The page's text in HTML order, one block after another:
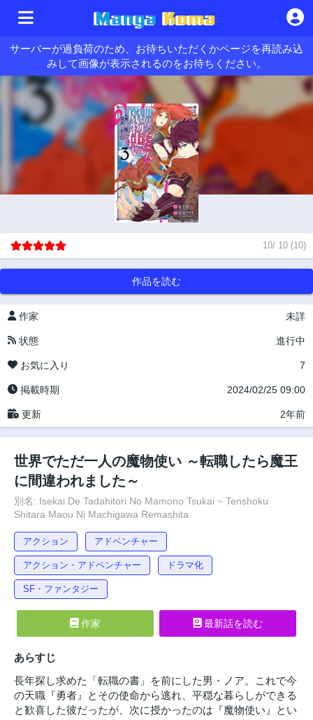
サーバーが過負荷のため、お待ちいただくかページを再読み込
みして画像が表示されるのをお待ちください。
10/ 10 (10)
作品を読む
作家 未詳
状態 進行中
お気に入り 7
掲載時期 2024/02/25 09:00
更新 2年前
世界でただ一人の魔物使い ～転職したら魔王
に間違われました～
別名: Isekai De Tadahitori No Mamono Tsukai ~ Tenshoku
Shitara Maou Ni Machigawa Remashita
アクション アドベンチャー
アクション・アドベンチャー ドラマ化
SF・ファンタジー
作家 最新話を読む
あらすじ
長年探し求めた「転職の書」を前にした男・ノア。これで今
の天職『勇者』とその使命から逃れ、平穏な暮らしができる
と歓喜した彼だったが、次に授かったのは『魔物使い』とい